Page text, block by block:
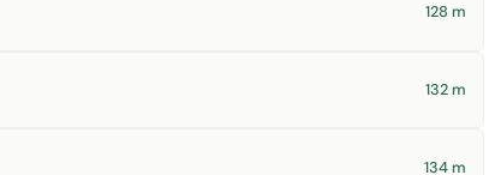
128 m
132 m
134 m